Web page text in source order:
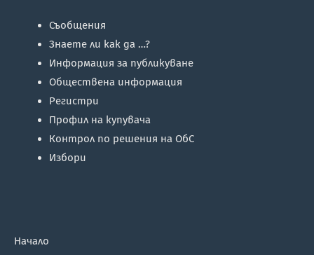
Съобщения
Знаете ли как да …?
Информация за публикуване
Обществена информация
Регистри
Профил на купувача
Контрол по решения на ОбС
Избори
Начало